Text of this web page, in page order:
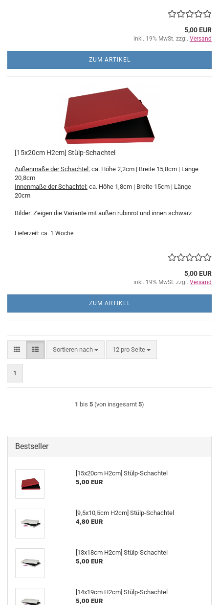
5,00 EUR
inkl. 19% MwSt. zzgl. Versand
ZUM ARTIKEL
[15x20cm H2cm] Stülp-Schachtel
Außenmaße der Schachtel: ca. Höhe 2,2cm | Breite 15,8cm | Länge
20,8cm
Innenmaße der Schachtel: ca. Höhe 1,8cm | Breite 15cm | Länge
20cm
Bilder: Zeigen die Variante mit außen rubinrot und innen schwarz
Lieferzeit: ca. 1 Woche
5,00 EUR
inkl. 19% MwSt. zzgl. Versand
ZUM ARTIKEL
Sortieren nach
Sortieren nach 12 pro Seite
pro Seite
1
1 bis 5 (von insgesamt 5)
Bestseller
[15x20cm H2cm] Stülp-Schachtel
5,00 EUR
[9,5x10,5cm H2cm] Stülp-Schachtel
4,80 EUR
[13x18cm H2cm] Stülp-Schachtel
5,00 EUR
[14x19cm H2cm] Stülp-Schachtel
5,00 EUR